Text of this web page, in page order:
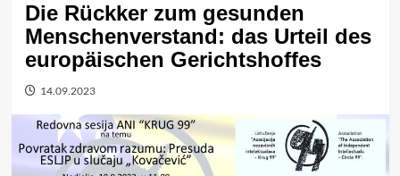
Die Rückker zum gesunden
Menschenverstand: das Urteil des
europäischen Gerichtshoffes
14.09.2023